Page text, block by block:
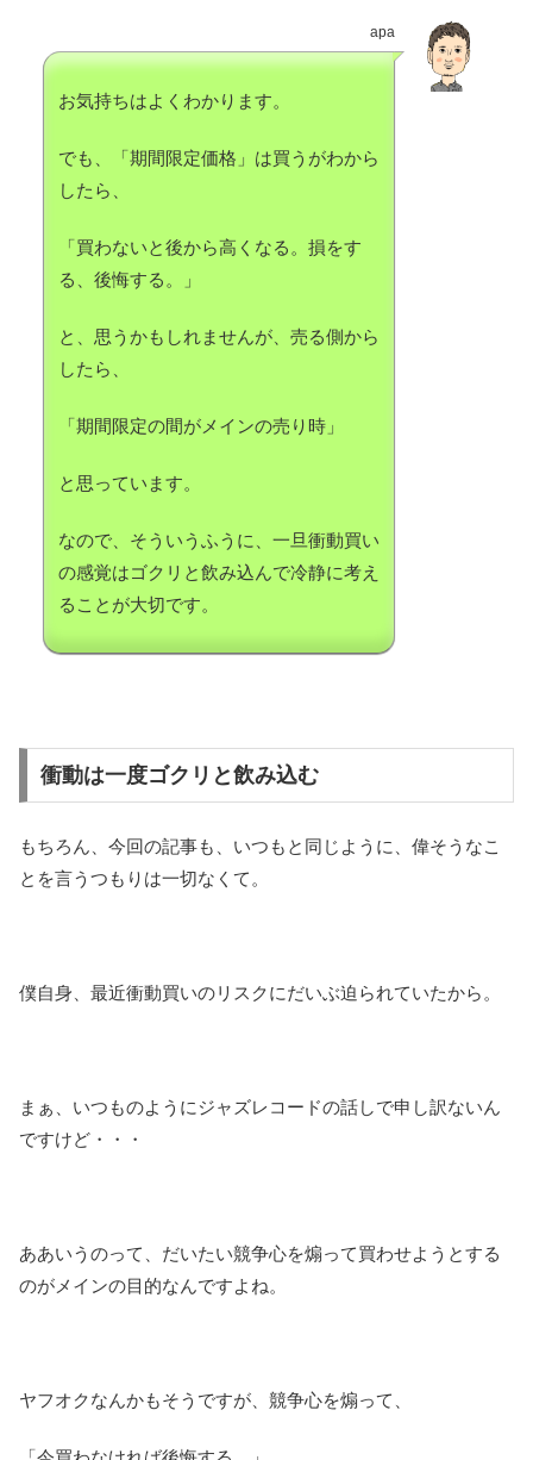
apa
お気持ちはよくわかります。
でも、「期間限定価格」は買うがわから
したら、
「買わないと後から高くなる。損をす
る、後悔する。」
と、思うかもしれませんが、売る側から
したら、
「期間限定の間がメインの売り時」
と思っています。
なので、そういうふうに、一旦衝動買い
の感覚はゴクリと飲み込んで冷静に考え
ることが大切です。
衝動は一度ゴクリと飲み込む
もちろん、今回の記事も、いつもと同じように、偉そうなこ
とを言うつもりは一切なくて。
僕自身、最近衝動買いのリスクにだいぶ迫られていたから。
まぁ、いつものようにジャズレコードの話しで申し訳ないん
ですけど・・・
ああいうのって、だいたい競争心を煽って買わせようとする
のがメインの目的なんですよね。
ヤフオクなんかもそうですが、競争心を煽って、